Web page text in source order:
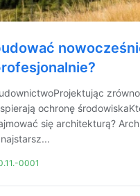
ochronę
się architekturą?
0001